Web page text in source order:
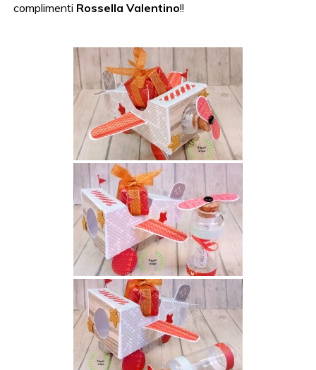
complimenti Rossella Valentino!!